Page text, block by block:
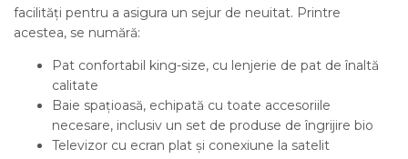
facilități pentru a asigura un sejur de neuitat. Printre
acestea, se numără:
Pat confortabil king-size, cu lenjerie de pat de înaltă
calitate
Baie spațioasă, echipată cu toate accesoriile
necesare, inclusiv un set de produse de îngrijire bio
Televizor cu ecran plat și conexiune la satelit